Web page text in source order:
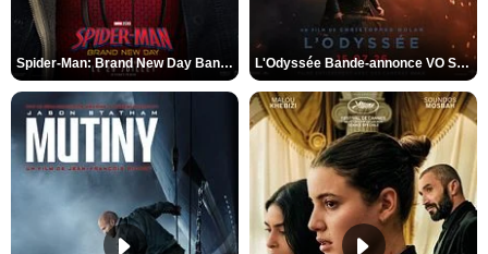
Spider-Man: Brand New Day Bande-annonce VO STFR L'Odyssée Bande-annonce VO STFR